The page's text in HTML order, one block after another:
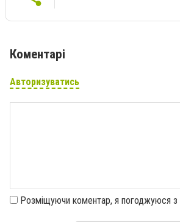
Коментарі
Авторизуватись
Розміщуючи коментар, я погоджуюся з